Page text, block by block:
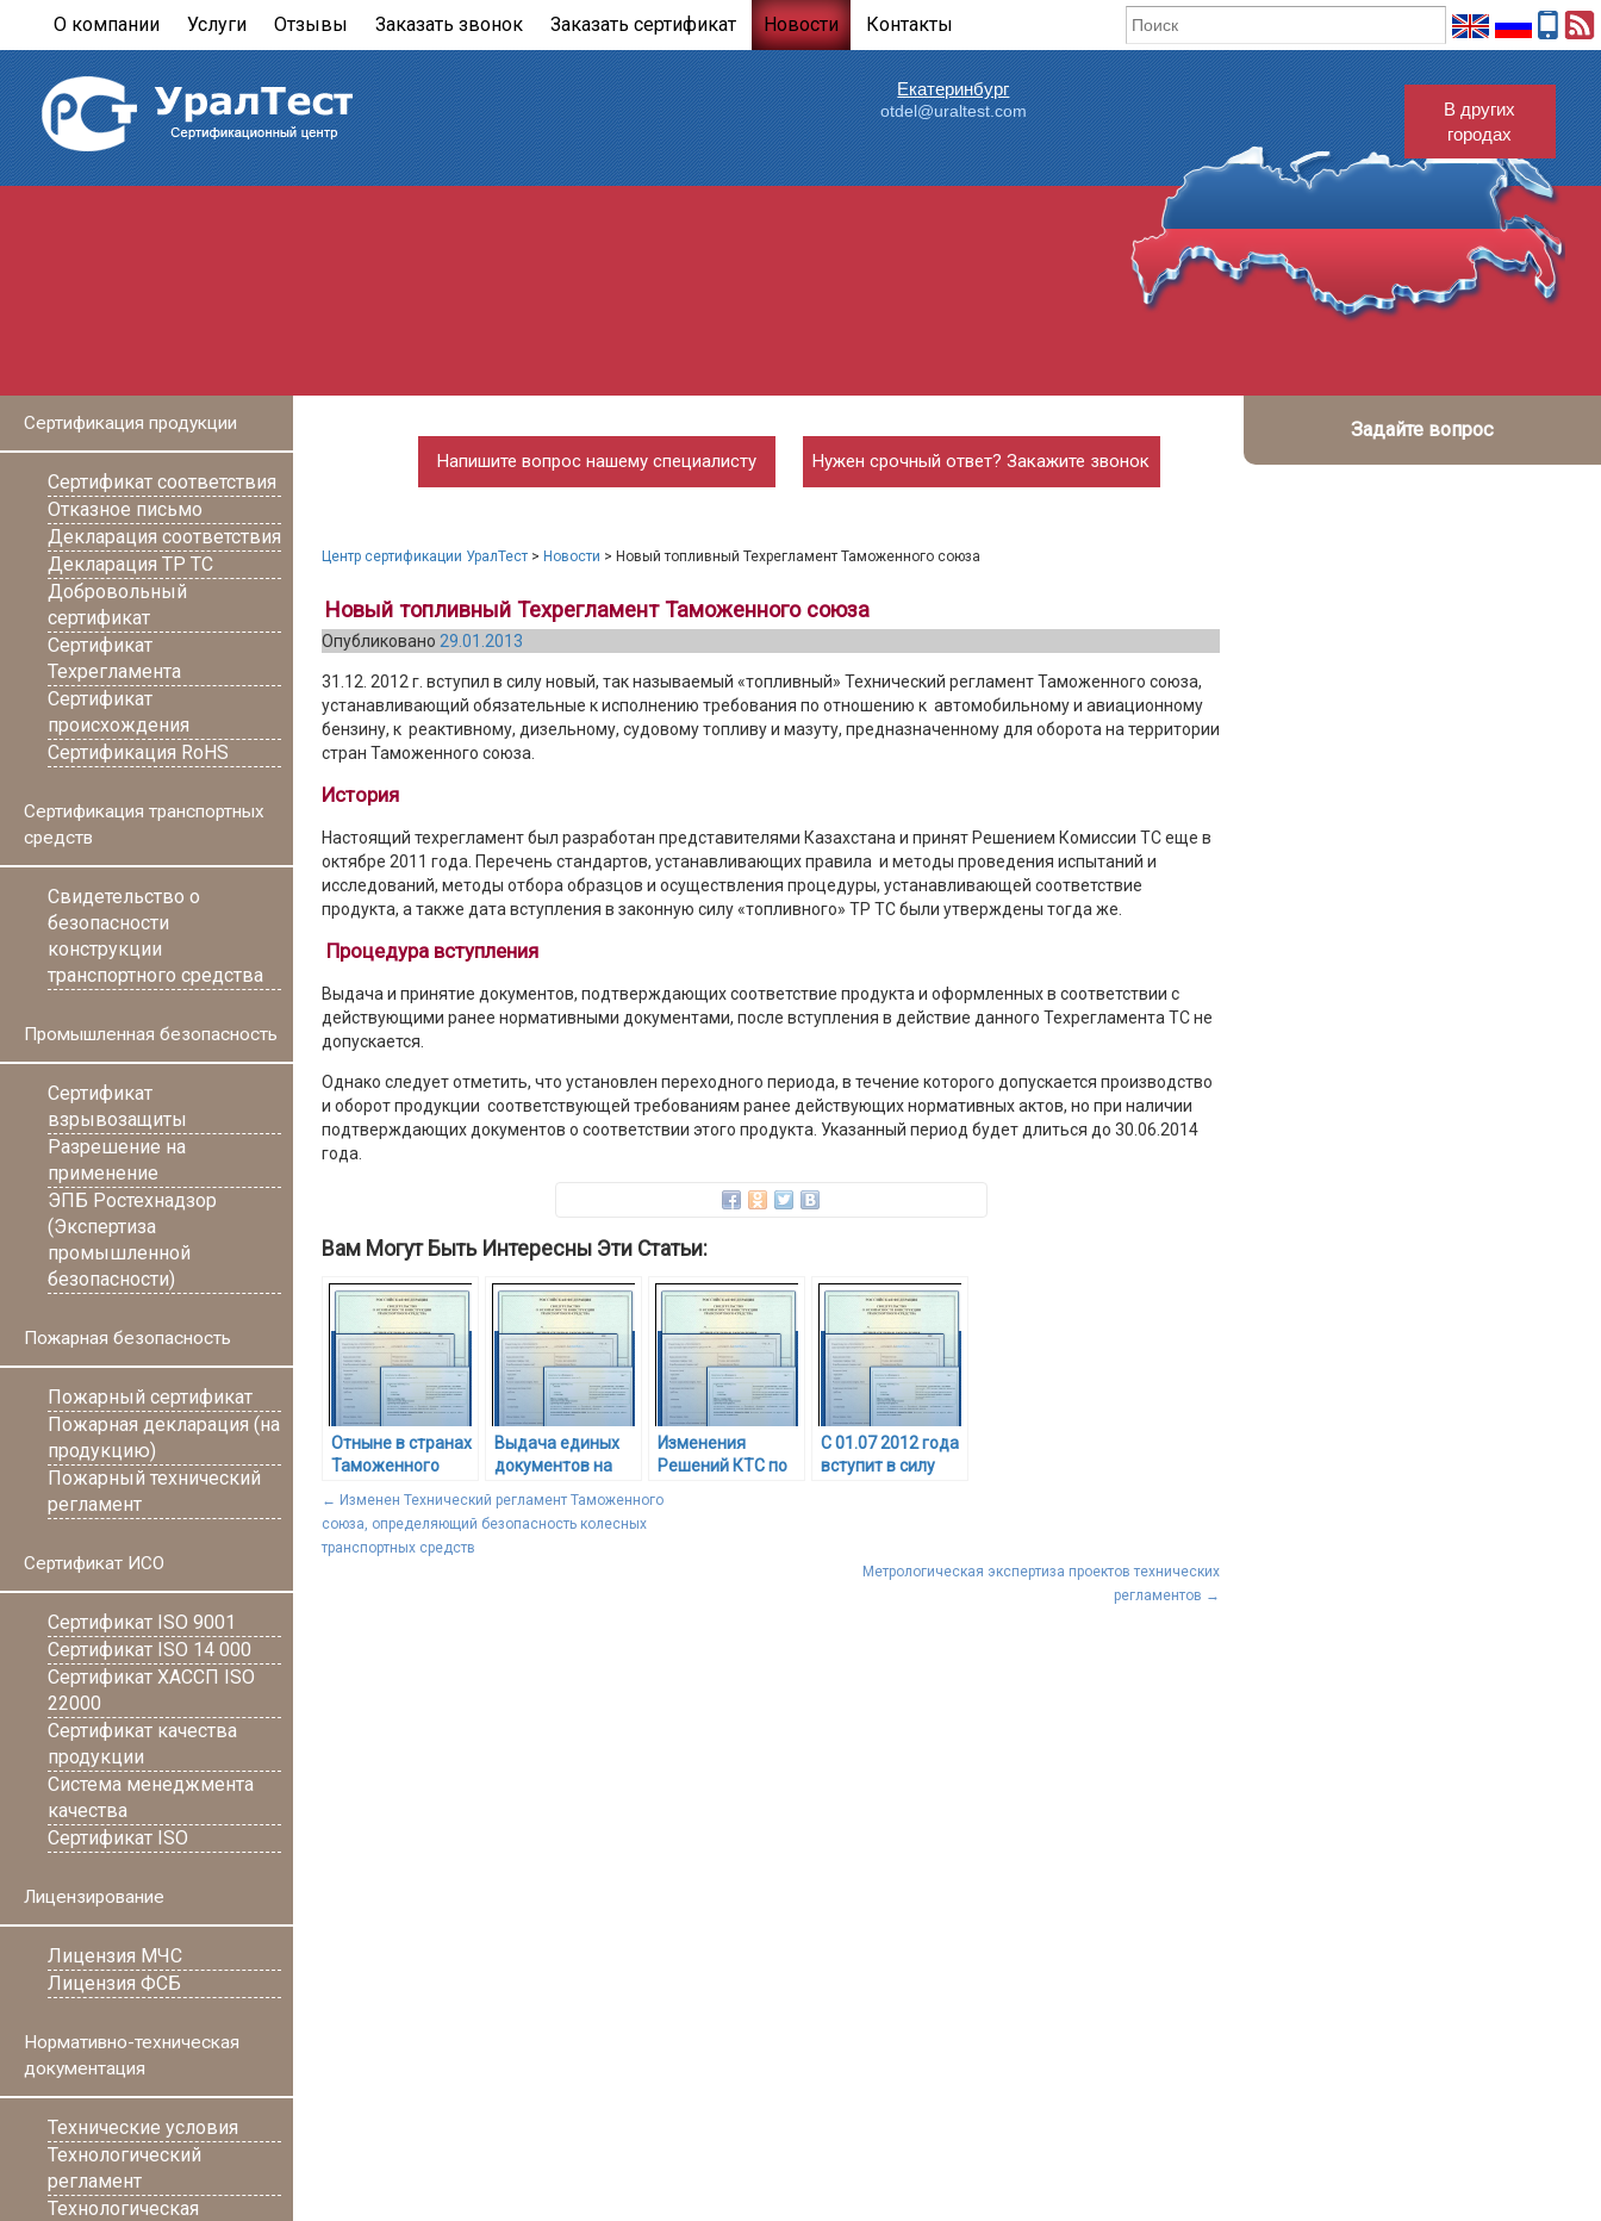
О компании Услуги Отзывы Заказать звонок Заказать сертификат Новости Контакты
Екатеринбург
otdel@uraltest.com
В других
городах
Сертификация продукции
Сертификат соответствия
Отказное письмо
Декларация соответствия
Декларация ТР ТС
Добровольный
сертификат
Сертификат
Техрегламента
Сертификат
происхождения
Сертификация RoHS
Сертификация транспортных
средств
Свидетельство о
безопасности
конструкции
транспортного средства
Промышленная безопасность
Сертификат
взрывозащиты
Разрешение на
применение
ЭПБ Ростехнадзор
(Экспертиза
промышленной
безопасности)
Пожарная безопасность
Пожарный сертификат
Пожарная декларация (на
продукцию)
Пожарный технический
регламент
Сертификат ИСО
Сертификат ISO 9001
Сертификат ISO 14 000
Сертификат ХАССП ISO
22000
Сертификат качества
продукции
Система менеджмента
качества
Сертификат ISO
Лицензирование
Лицензия МЧС
Лицензия ФСБ
Нормативно-техническая
документация
Технические условия
Технологический
регламент
Технологическая
Задайте вопрос
Напишите вопрос нашему специалисту Нужен срочный ответ? Закажите звонок
Центр сертификации УралТест > Новости > Новый топливный Техрегламент Таможенного союза
Новый топливный Техрегламент Таможенного союза
Опубликовано 29.01.2013
31.12. 2012 г. вступил в силу новый, так называемый «топливный» Технический регламент Таможенного союза,
устанавливающий обязательные к исполнению требования по отношению к автомобильному и авиационному
бензину, к реактивному, дизельному, судовому топливу и мазуту, предназначенному для оборота на территории
стран Таможенного союза.
История
Настоящий техрегламент был разработан представителями Казахстана и принят Решением Комиссии ТС еще в
октябре 2011 года. Перечень стандартов, устанавливающих правила и методы проведения испытаний и
исследований, методы отбора образцов и осуществления процедуры, устанавливающей соответствие
продукта, а также дата вступления в законную силу «топливного» ТР ТС были утверждены тогда же.
Процедура вступления
Выдача и принятие документов, подтверждающих соответствие продукта и оформленных в соответствии с
действующими ранее нормативными документами, после вступления в действие данного Техрегламента ТС не
допускается.
Однако следует отметить, что установлен переходного периода, в течение которого допускается производство
и оборот продукции соответствующей требованиям ранее действующих нормативных актов, но при наличии
подтверждающих документов о соответствии этого продукта. Указанный период будет длиться до 30.06.2014
года.
Вам Могут Быть Интересны Эти Статьи:
Отныне в странах
Таможенного
единые
подтверждающие
документы
Выдача единых
документов на
Таможенного
союза
Изменения
Решений КТС по
технических
С 01.07 2012 года
вступит в силу
← Изменен Технический регламент Таможенного
союза, определяющий безопасность колесных
транспортных средств
Метрологическая экспертиза проектов технических
регламентов →